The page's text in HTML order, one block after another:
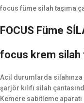
focus füme silah taşıma
FOCUS Füme
focus krem silah
Acil durumlarda
şarjör kılıfı silah
Kemere sabitleme